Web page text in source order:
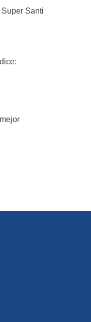
Santi
dice: